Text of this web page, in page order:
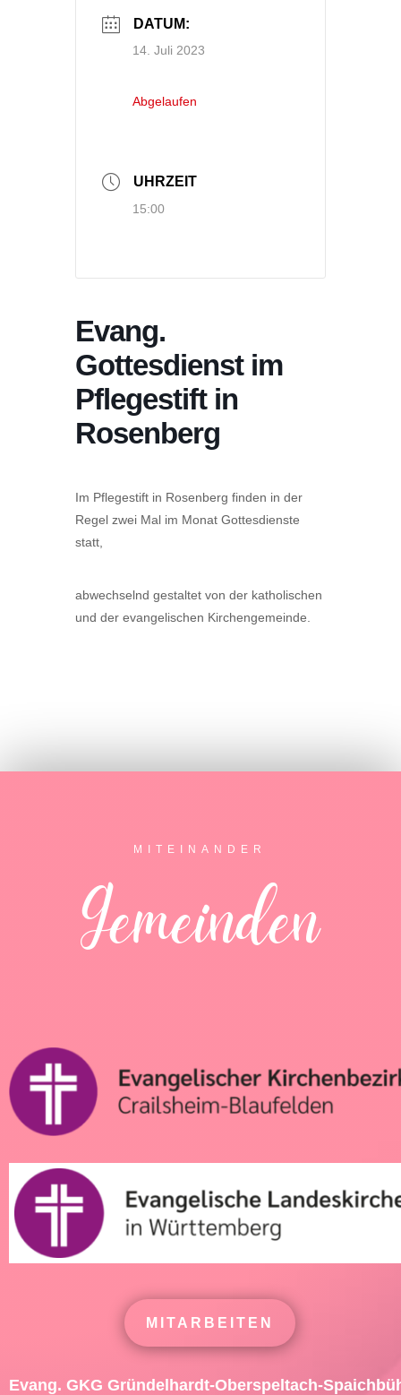
DATUM:
14. Juli 2023
Abgelaufen
UHRZEIT
15:00
Evang.
Gottesdienst im
Pflegestift in
Rosenberg
Im Pflegestift in Rosenberg finden in der
Regel zwei Mal im Monat Gottesdienste
statt,
abwechselnd gestaltet von der katholischen
und der evangelischen Kirchengemeinde.
MITEINANDER
Gemeinden
MITARBEITEN
Evang. GKG Gründelhardt-Oberspeltach-